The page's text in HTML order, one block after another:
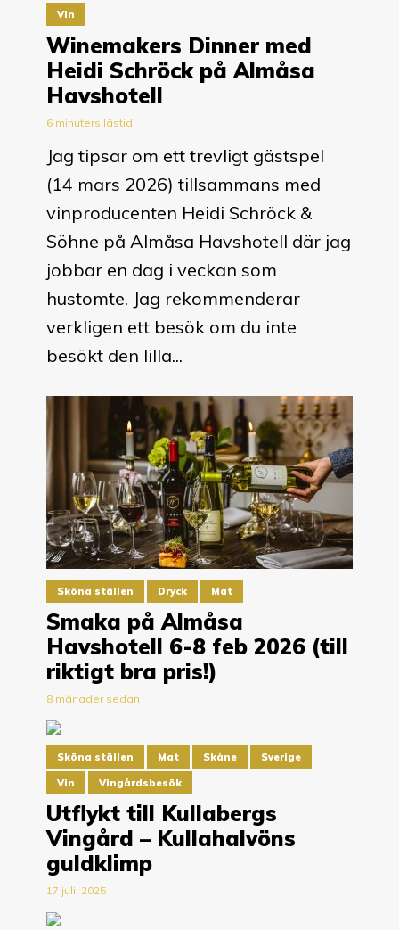
Vin
Winemakers Dinner med
Heidi Schröck på Almåsa
Havshotell
6 minuters lästid
Jag tipsar om ett trevligt gästspel
(14 mars 2026) tillsammans med
vinproducenten Heidi Schröck &
Söhne på Almåsa Havshotell där jag
jobbar en dag i veckan som
hustomte. Jag rekommenderar
verkligen ett besök om du inte
besökt den lilla...
Sköna ställen Dryck Mat
Smaka på Almåsa
Havshotell 6-8 feb 2026 (till
riktigt bra pris!)
8 månader sedan
Sköna ställen Mat Skåne Sverige
Vin Vingårdsbesök
Utflykt till Kullabergs
Vingård – Kullahalvöns
guldklimp
17 juli, 2025